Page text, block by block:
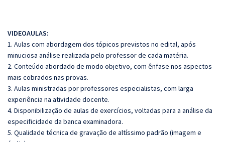
VIDEOAULAS:
1. Aulas com abordagem dos tópicos previstos no edital, após
minuciosa análise realizada pelo professor de cada matéria.
2. Conteúdo abordado de modo objetivo, com ênfase nos aspectos
mais cobrados nas provas.
3. Aulas ministradas por professores especialistas, com larga
experiência na atividade docente.
4. Disponibilização de aulas de exercícios, voltadas para a análise da
especificidade da banca examinadora.
5. Qualidade técnica de gravação de altíssimo padrão (imagem e